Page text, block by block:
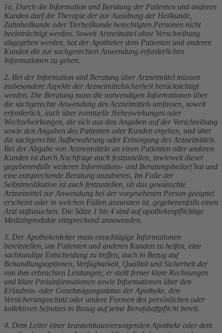
1a. Durch die Information und Beratung der Patienten und anderen
Kunden darf die Therapie der zur Ausübung der Heilkunde,
Zahnheilkunde oder Tierheilkunde berechtigten Personen nicht
beeinträchtigt werden. Soweit Arzneimittel ohne Verschreibung
abgegeben werden, hat der Apotheker dem Patienten und anderen
Kunden die zur sachgerechten Anwendung erforderlichen
Informationen zu geben.
2. Bei der Information und Beratung über Arzneimittel müssen
insbesondere Aspekte der Arzneimittelsicherheit berücksichtigt
werden. Die Beratung muss die notwendigen Informationen über
die sachgerechte Anwendung des Arzneimittels umfassen, soweit
erforderlich, auch über eventuelle Nebenwirkungen oder
Wechselwirkungen, die sich aus den Angaben auf der Verschreibung
sowie den Angaben des Patienten oder Kunden ergeben, und über
die sachgerechte Aufbewahrung oder Entsorgung des Arzneimittels.
Bei der Abgabe von Arzneimitteln an einen Patienten oder anderen
Kunden ist durch Nachfrage auch festzustellen, inwieweit dieser
gegebenenfalls weiteren Informations- und Beratungsbedarf hat und
eine entsprechende Beratung anzubieten. Im Falle der
Selbstmedikation ist auch festzustellen, ob das gewünschte
Arzneimittel zur Anwendung bei der vorgesehenen Person geeignet
erscheint oder in welchen Fällen anzuraten ist, gegebenenfalls einen
Arzt aufzusuchen. Die Sätze 1 bis 4 sind auf apothekenpflichtige
Medizinprodukte entsprechend anzuwenden.
3. Der Apothekenleiter muss einschlägige Informationen
bereitstellen, um Patienten und anderen Kunden zu helfen, eine
sachkundige Entscheidung zu treffen, auch in Bezug auf
Behandlungsoptionen, Verfügbarkeit, Qualität und Sicherheit der
von ihm erbrachten Leistungen; er stellt ferner klare Rechnungen
und klare Preisinformationen sowie Informationen über den
Erlaubnis- oder Genehmigungsstatus der Apotheke, den
Versicherungsschutz oder andere Formen des persönlichen oder
kollektiven Schutzes in Bezug auf seine Berufshaftpflicht bereit.
4. Dem Leiter einer krankenhausversorgenden Apotheke oder dem